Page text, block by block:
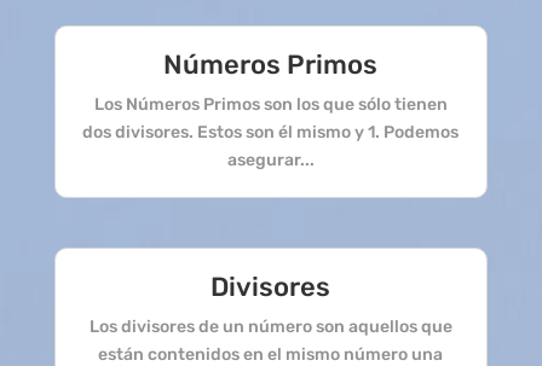
Números Primos
Los Números Primos son los que sólo tienen
dos divisores. Estos son él mismo y 1. Podemos
asegurar...
Divisores
Los divisores de un número son aquellos que
están contenidos en el mismo número una